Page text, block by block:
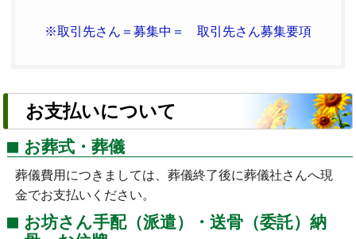
※取引先さん＝募集中＝ 取引先さん募集要項
お支払いについて
お葬式・葬儀
葬儀費用につきましては、葬儀終了後に葬儀社さんへ現
金でお支払いください。
お坊さん手配（派遣）・送骨（委託）納